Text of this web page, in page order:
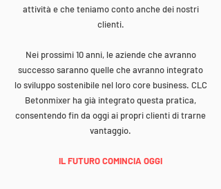
attività e che teniamo conto anche dei nostri
clienti.
Nei prossimi 10 anni, le aziende che avranno
successo saranno quelle che avranno integrato
lo sviluppo sostenibile nel loro core business. CLC
Betonmixer ha già integrato questa pratica,
consentendo fin da oggi ai propri clienti di trarne
vantaggio.
IL FUTURO COMINCIA OGGI